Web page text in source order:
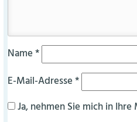
Name*
E-Mail-Adresse*
Ja, nehmen Sie mich in Ihre